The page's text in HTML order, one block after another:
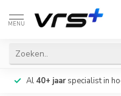
MENU
Al 40+ jaarspecialist in